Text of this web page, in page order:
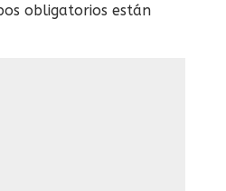
obligatorios están